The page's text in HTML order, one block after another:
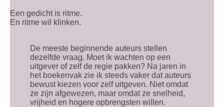
Een gedicht is ritme.
En ritme wil klinken.
De meeste beginnende auteurs stellen
dezelfde vraag. Moet ik wachten op een
uitgever of zelf de regie pakken? Na jaren in
het boekenvak zie ik steeds vaker dat auteurs
bewust kiezen voor zelf uitgeven. Niet omdat
ze zijn afgewezen, maar omdat ze snelheid,
vrijheid en hogere opbrengsten willen.